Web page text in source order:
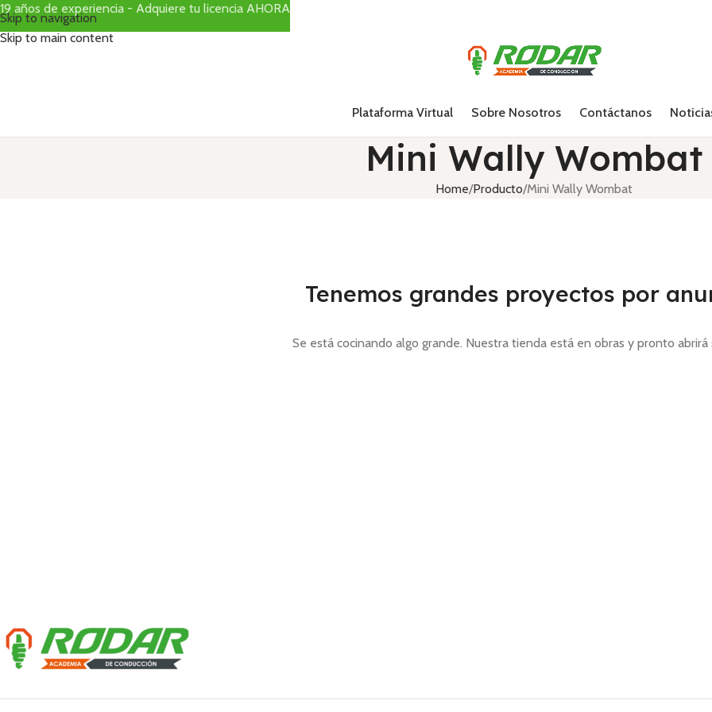
Skip to navigation
Skip to main content
Plataforma Virtual Sobre Nosotros Contáctanos
Mini Wally Wombat
Home Producto Mini Wally Wombat
Tenemos grandes proyectos por
Se está cocinando algo grande. Nuestra tienda está en obras y pronto abrirá
19 años de experiencia - Adquiere tu licencia AHORA